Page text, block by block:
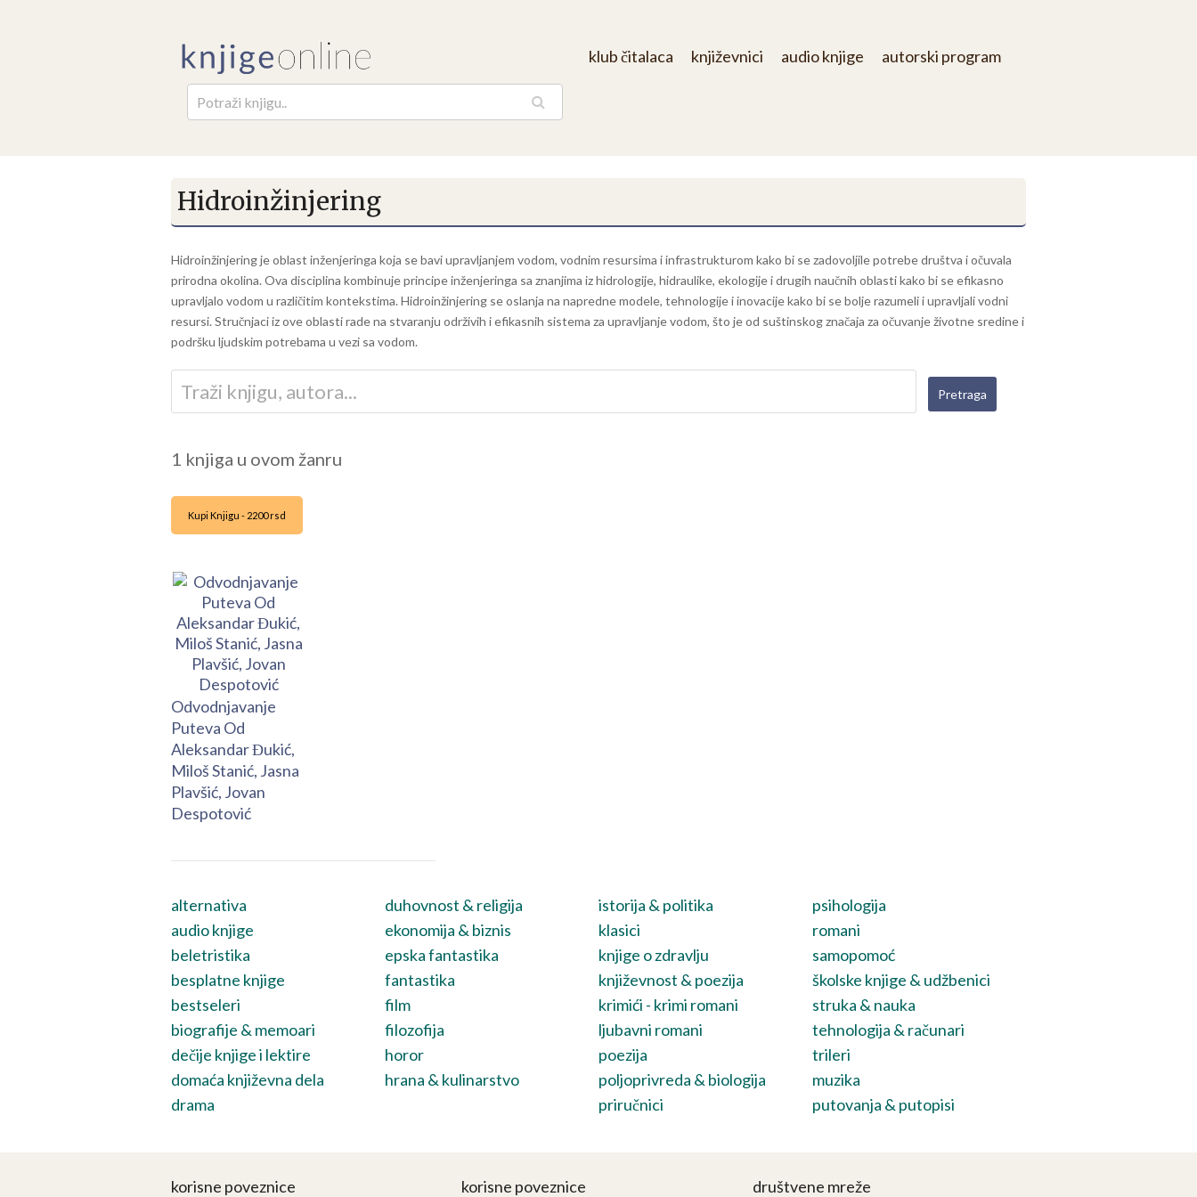
klub čitalaca književnici audio knjige autorski program
Hidroinžinjering
Hidroinžinjering je oblast inženjeringa koja se bavi upravljanjem vodom, vodnim resursima i infrastrukturom kako bi se zadovoljile potrebe društva i očuvala
prirodna okolina. Ova disciplina kombinuje principe inženjeringa sa znanjima iz hidrologije, hidraulike, ekologije i drugih naučnih oblasti kako bi se efikasno
upravljalo vodom u različitim kontekstima. Hidroinžinjering se oslanja na napredne modele, tehnologije i inovacije kako bi se bolje razumeli i upravljali vodni
resursi. Stručnjaci iz ove oblasti rade na stvaranju održivih i efikasnih sistema za upravljanje vodom, što je od suštinskog značaja za očuvanje životne sredine i
podršku ljudskim potrebama u vezi sa vodom.
1 knjiga u ovom žanru
Kupi Knjigu - 2200 rsd
Odvodnjavanje
Puteva Od
Aleksandar Đukić,
Miloš Stanić, Jasna
Plavšić, Jovan
Despotović
alternativa
audio knjige
beletristika
besplatne knjige
bestseleri
biografije & memoari
dečije knjige i lektire
domaća književna dela
drama
duhovnost & religija
ekonomija & biznis
epska fantastika
fantastika
film
filozofija
horor
hrana & kulinarstvo
istorija & politika
klasici
knjige o zdravlju
književnost & poezija
krimići - krimi romani
ljubavni romani
poezija
poljoprivreda & biologija
priručnici
psihologija
romani
samopomoć
školske knjige & udžbenici
struka & nauka
tehnologija & računari
trileri
muzika
putovanja & putopisi
korisne poveznice korisne poveznice društvene mreže